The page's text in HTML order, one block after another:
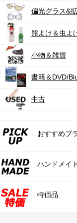
偏光グラス&
熊よけ＆虫よ
小物＆雑貨
書籍＆DVD/
中古
おすすめブ
ハンドメイ
特価品